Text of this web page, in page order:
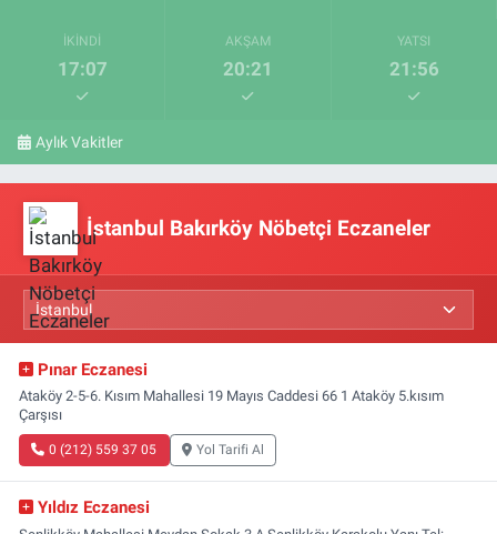
İKINDI
17:07
AKŞAM
20:21
YATSI
21:56
Aylık Vakitler
İstanbul Bakırköy Nöbetçi Eczaneler
Pınar Eczanesi
Ataköy 2-5-6. Kısım Mahallesi 19 Mayıs Caddesi 66 1 Ataköy 5.kısım
Çarşısı
0 (212) 559 37 05 Yol Tarifi Al
Yıldız Eczanesi